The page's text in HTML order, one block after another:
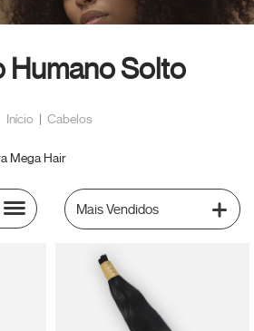
Humano Solto
Início | Cabelos
Mega Hair